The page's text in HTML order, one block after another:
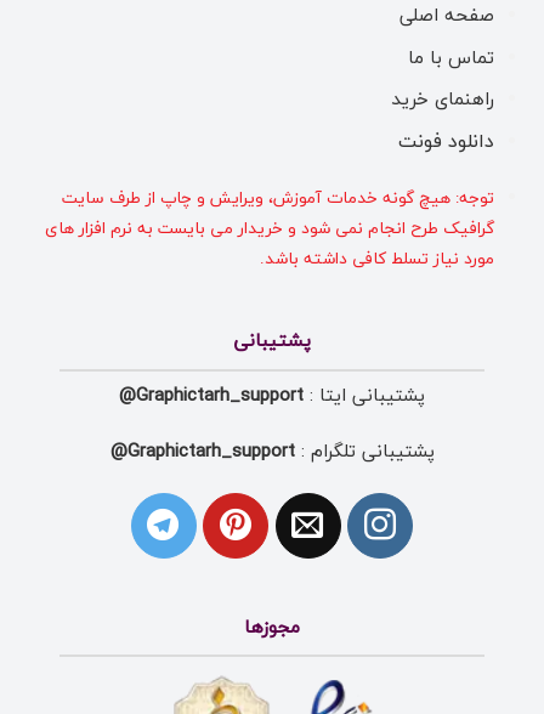
صفحه اصلی
تماس با ما
راهنمای خرید
دانلود فونت
توجه: هیچ گونه خدمات آموزش، ویرایش و چاپ از طرف سایت
گرافیک طرح انجام نمی شود و خریدار می بایست به نرم افزار های
مورد نیاز تسلط کافی داشته باشد.
پشتیبانی
پشتیبانی ایتا : Graphictarh_support@
پشتیبانی تلگرام :Graphictarh_support@
مجوزها